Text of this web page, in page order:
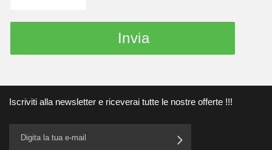
Invia
Iscriviti alla newsletter e riceverai tutte le nostre offerte !!!